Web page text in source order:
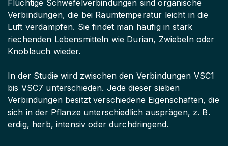
Flüchtige Schwefelverbindungen sind organische
Verbindungen, die bei Raumtemperatur leicht in die
Luft verdampfen. Sie findet man häufig in stark
riechenden Lebensmitteln wie Durian, Zwiebeln oder
Knoblauch wieder.
In der Studie wird zwischen den Verbindungen VSC1
bis VSC7 unterschieden. Jede dieser sieben
Verbindungen besitzt verschiedene Eigenschaften, die
sich in der Pflanze unterschiedlich ausprägen, z. B.
erdig, herb, intensiv oder durchdringend.